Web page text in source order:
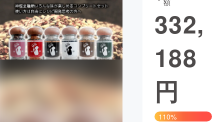
映像・映画 書籍・雑誌
ビジネス・起業 チャレンジ
まちづくり・地域活性化
CAMPFIRE Creation
額
332,
188
円
110%